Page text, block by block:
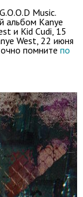
Music.
альбом Kanye
и Kid Cudi, 15
West, 22 июня
помните по